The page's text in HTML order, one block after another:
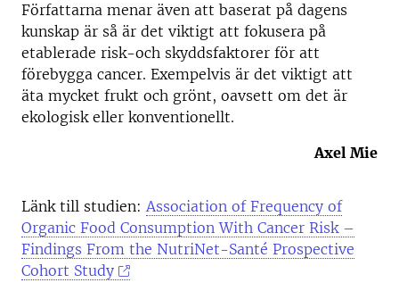
Författarna menar även att baserat på dagens
kunskap är så är det viktigt att fokusera på
etablerade risk-och skyddsfaktorer för att
förebygga cancer. Exempelvis är det viktigt att
äta mycket frukt och grönt, oavsett om det är
ekologisk eller konventionellt.
Axel Mie
Länk till studien: Association of Frequency of
Organic Food Consumption With Cancer Risk –
Findings From the NutriNet-Santé Prospective
Cohort Study